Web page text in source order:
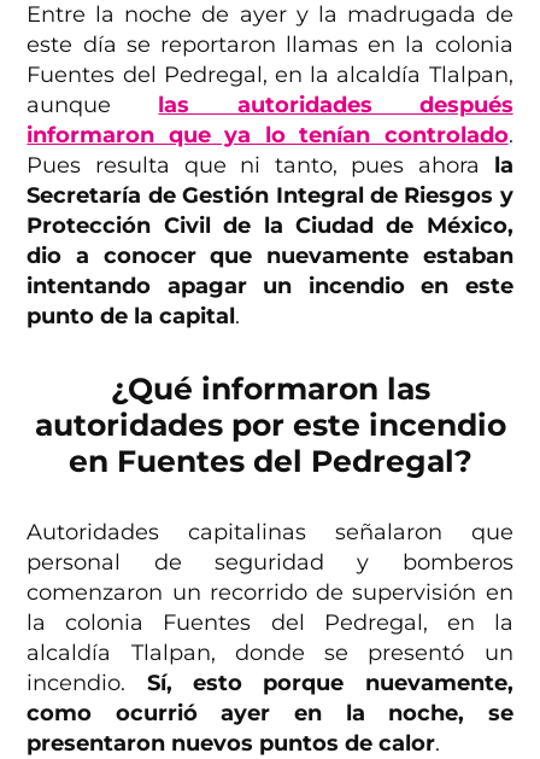
Entre la noche de ayer y la madrugada de
este día se reportaron llamas en la colonia
Fuentes del Pedregal, en la alcaldía Tlalpan,
aunque las autoridades después
informaron que ya lo tenían controlado.
Pues resulta que ni tanto, pues ahora la
Secretaría de Gestión Integral de Riesgos y
Protección Civil de la Ciudad de México,
dio a conocer que nuevamente estaban
intentando apagar un incendio en este
punto de la capital.
¿Qué informaron las
autoridades por este incendio
en Fuentes del Pedregal?
Autoridades capitalinas señalaron que
personal de seguridad y bomberos
comenzaron un recorrido de supervisión en
la colonia Fuentes del Pedregal, en la
alcaldía Tlalpan, donde se presentó un
incendio. Sí, esto porque nuevamente,
como ocurrió ayer en la noche, se
presentaron nuevos puntos de calor.